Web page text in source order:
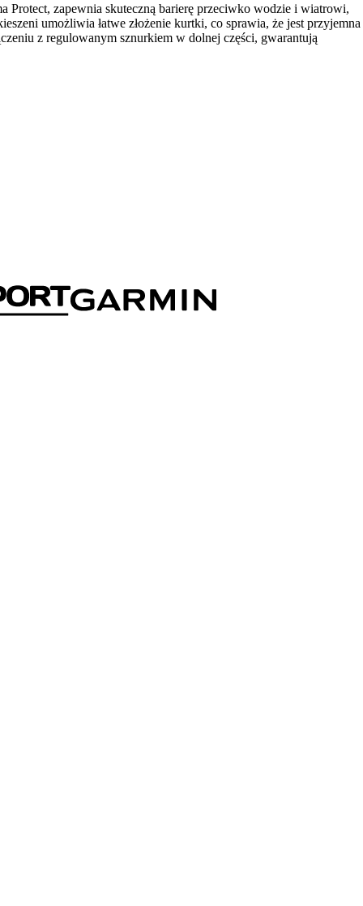
Protect, zapewnia skuteczną barierę przeciwko wodzie i wiatrowi,
umożliwia łatwe złożenie kurtki, co sprawia, że jest przyjemna
z regulowanym sznurkiem w dolnej części, gwarantują